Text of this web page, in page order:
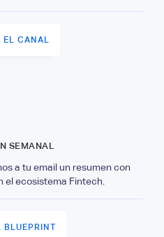
EL CANAL
SEMANAL
a tu email un resumen con
el ecosistema Fintech.
BLUEPRINT